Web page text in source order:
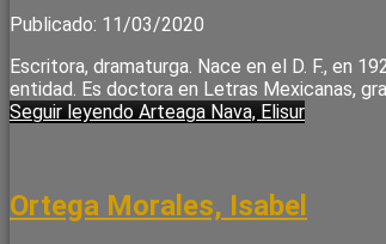
Publicado: 11/03/2020
Escritora, dramaturga. Nace en el D. F., en
entidad. Es doctora en Letras Mexicanas,
Seguir leyendo Arteaga Nava, Elisur
Ortega Morales, Isabel